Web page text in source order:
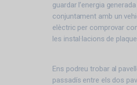
guardar l’energia
conjuntament amb un
elèctric per comprovar
les instal·lacions de
Ens podreu trobar al
passadís entre els dos